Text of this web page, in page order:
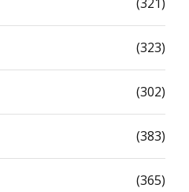
(323)
(302)
(383)
(365)